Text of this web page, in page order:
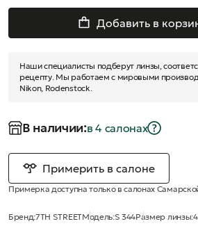
Добавить в
Наши специалисты подберут линзы,
рецепту. Мы работаем с мировыми
Nikon, Rodenstock.
В наличии:в 4 салонах
Примерить в салоне
Примерка доступна только в салонах
Бренд:7TH STREETМодель:S 344Размер линзы: